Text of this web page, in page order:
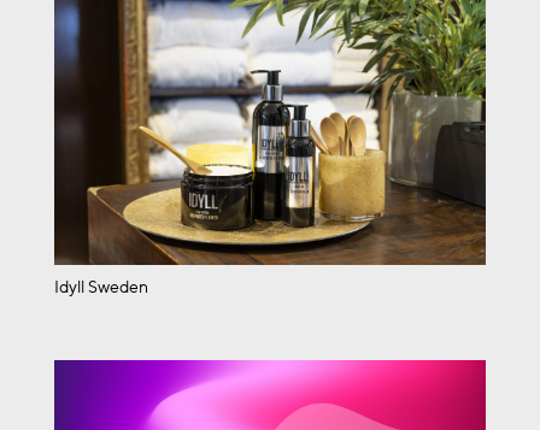
Idyll Sweden